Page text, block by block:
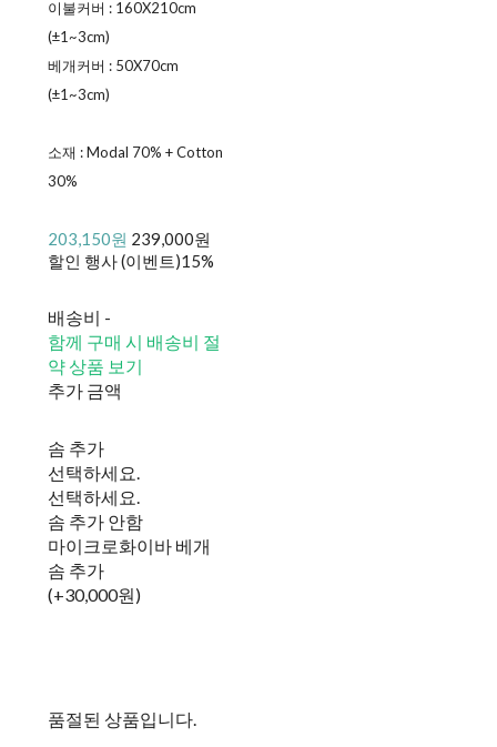
이불커버 : 160X210cm
(±1~3cm)ㅤ
베개커버 : 50X70cm
(±1~3cm)
소재 : Modal 70% + Cotton
30%
203,150원 239,000원
할인 행사 (이벤트)15%
배송비 -
함께 구매 시 배송비 절
약 상품 보기
추가 금액
솜 추가
선택하세요.
선택하세요.
솜 추가 안함
마이크로화이바 베개
솜 추가
(+30,000원)
품절된 상품입니다.